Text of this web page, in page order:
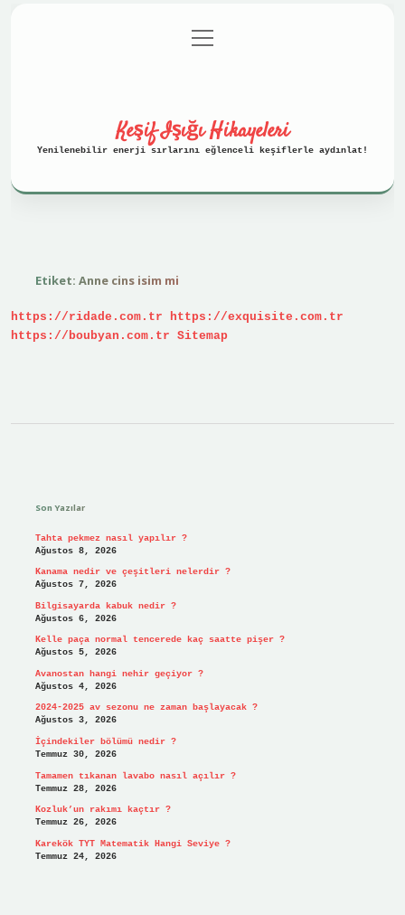
Gizlilik Politikası
menüyü
aç
Keşif Işığı Hikayeleri
Yenilenebilir enerji sırlarını eğlenceli keşiflerle aydınlat!
Etiket: Anne cins isim mi
https://ridade.com.tr
https://exquisite.com.tr
https://boubyan.com.tr Sitemap
Son Yazılar
Tahta pekmez nasıl yapılır ?
Ağustos 8, 2026
Kanama nedir ve çeşitleri nelerdir ?
Ağustos 7, 2026
Bilgisayarda kabuk nedir ?
Ağustos 6, 2026
Kelle paça normal tencerede kaç saatte pişer ?
Ağustos 5, 2026
Avanostan hangi nehir geçiyor ?
Ağustos 4, 2026
2024-2025 av sezonu ne zaman başlayacak ?
Ağustos 3, 2026
İçindekiler bölümü nedir ?
Temmuz 30, 2026
Tamamen tıkanan lavabo nasıl açılır ?
Temmuz 28, 2026
Kozluk’un rakımı kaçtır ?
Temmuz 26, 2026
Karekök TYT Matematik Hangi Seviye ?
Temmuz 24, 2026